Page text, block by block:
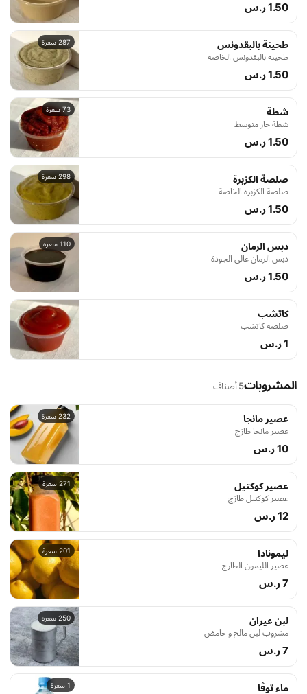
1.50 ر.س
287 سعرة طحينة بالبقدونس
طحينة بالبقدونس الخاصة
1.50 ر.س
73 سعرة شطة
شطة حار متوسط
1.50 ر.س
298 سعرة صلصة الكزبرة
صلصة الكزبرة الخاصة
1.50 ر.س
110 سعرة دبس الرمان
دبس الرمان عالي الجودة
1.50 ر.س
كاتشب
صلصة كاتشب
1 ر.س
المشروبات5 أصناف
232 سعرة عصير مانجا
عصير مانجا طازج
10 ر.س
271 سعرة عصير كوكتيل
عصير كوكتيل طازج
12 ر.س
201 سعرة ليمونادا
عصير الليمون الطازج
7 ر.س
250 سعرة لبن عيران
مشروب لبن مالح و حامض
7 ر.س
1 سعرة ماء توڤا